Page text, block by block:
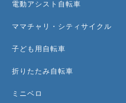
電動アシスト自転車
ママチャリ・シティサイクル
子ども用自転車
折りたたみ自転車
ミニベロ